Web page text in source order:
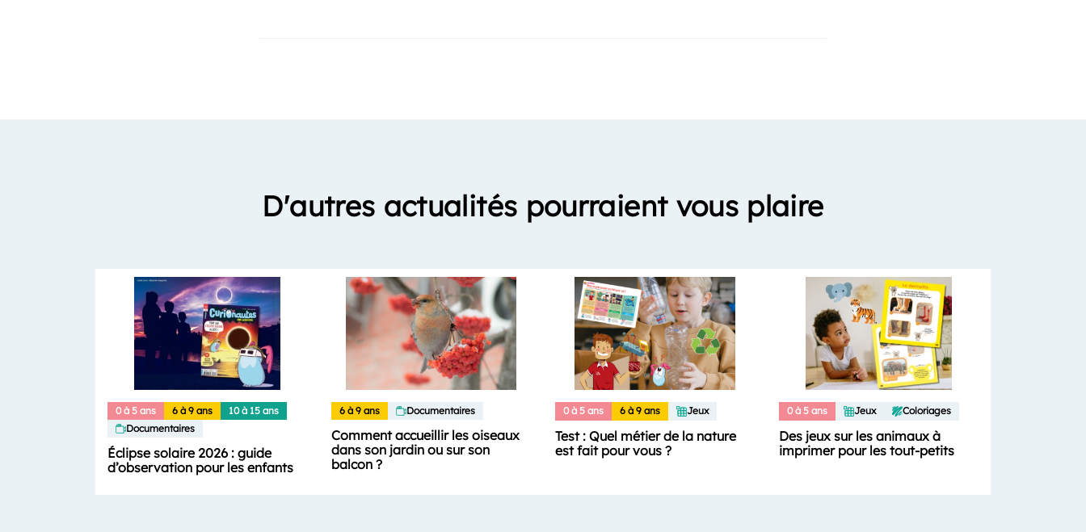
D'autres actualités pourraient vous plaire
0 à 5 ans 6 à 9 ans
10 à 15 ans
Documentaires
Éclipse solaire 2026 : guide
d’observation pour les enfants
6 à 9 ans Documentaires
Comment accueillir les oiseaux
dans son jardin ou sur son
balcon ?
0 à 5 ans 6 à 9 ans Jeux
Test : Quel métier de la nature
est fait pour vous ?
0 à 5 ans Jeux Coloriages
Des jeux sur les animaux à
imprimer pour les tout-petits